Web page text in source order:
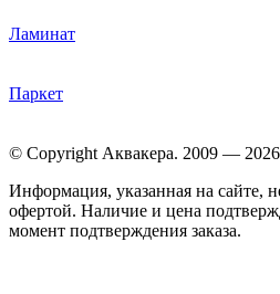
Ламинат
Паркет
© Copyright Аквакера. 2009 — 2026
Информация, указанная на сайте,
офертой. Наличие и цена
момент подтверждения заказа.